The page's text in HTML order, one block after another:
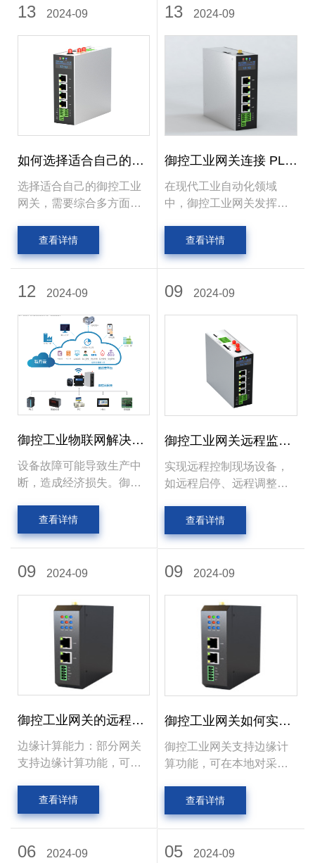
更加重要的作用。
13 2024-09
如何选择适合自己的御
控工业网关？
选择适合自己的御控工业
网关，需要综合多方面因
查看详情
13 2024-09
御控工业网关连接 PLC
设备全解析
在现代工业自动化领域
中，御控工业网关发挥着
实现不同设备之间的高效
通信与数据交互。其中，
连接 PLC 设备是其一项关
键功能。
查看详情
12 2024-09
御控工业物联网解决方
案能够解决哪些问题？
设备故障可能导致生产中
断，造成经济损失。御控
行状态，一旦出现故障会
及时报警推送，让管理人
员第一时间了解设备的异
常状况。并且通过积累的
生故障时能推送可能的原
因和解决方案，帮助技术
人员快速排除故障。
查看详情
09 2024-09
御控工业网关远程监控
功能的应用场景有哪
些？
实现远程控制现场设备，
如远程启停、远程调整参
远程诊断和维护，节省时
间和人力成本，提高水利
工程的运行效率和安全
性。对采集到的数据进行
视化的报表和图表，为水
利工程建设和管理提供决
策依据，优化运行策略。
查看详情
09 2024-09
御控工业网关的远程监
控功能有哪些优势？
边缘计算能力：部分网关
支持边缘计算功能，可在
分析与处理，筛选出有价
值的数据上传至云端或上
位系统，减轻网络传输和
云端处理压力，提高整体
查看详情
09 2024-09
御控工业网关如何实现
设备远程监控？
御控工业网关支持边缘计
算功能，可在本地对采集
理，筛选出有价值的数据
上传至云端或上位系统。
这样既能减轻网络传输和
云端处理的压力，提高整
查看详情
06 2024-09 05 2024-09